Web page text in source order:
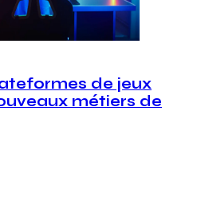
de jeux
métiers de